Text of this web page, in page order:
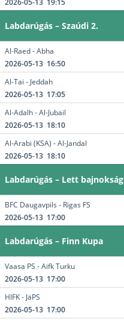
2026-05-13 19:15
Labdarúgás – Szaúdi 2.
Al-Raed - Abha
2026-05-13 16:50
Al-Tai - Jeddah
2026-05-13 17:05
Al-Adalh - Al-Jubail
2026-05-13 18:10
Al-Arabi (KSA) - Al-Jandal
2026-05-13 18:10
Labdarúgás – Lett bajnokság
BFC Daugavpils - Rigas FS
2026-05-13 17:00
Labdarúgás – Finn Kupa
Vaasa PS - Aifk Turku
2026-05-13 17:00
HIFK - JäPS
2026-05-13 17:00